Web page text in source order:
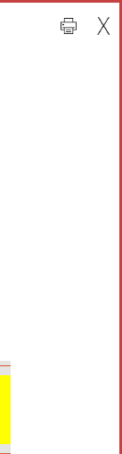
материалов
(ИГФ)